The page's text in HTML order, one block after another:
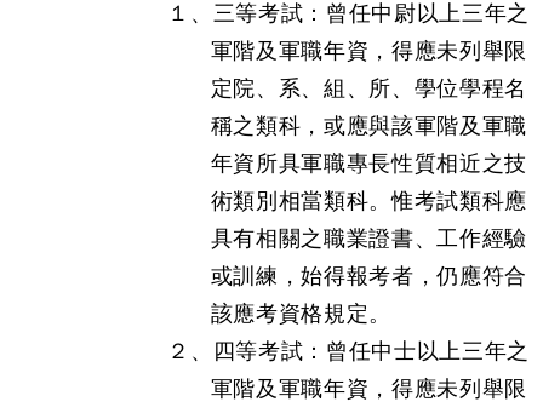
１、三等考試：曾任中尉以上三年之
軍階及軍職年資，得應未列舉限
定院、系、組、所、學位學程名
稱之類科，或應與該軍階及軍職
年資所具軍職專長性質相近之技
術類別相當類科。惟考試類科應
具有相關之職業證書、工作經驗
或訓練，始得報考者，仍應符合
該應考資格規定。
２、四等考試：曾任中士以上三年之
軍階及軍職年資，得應未列舉限